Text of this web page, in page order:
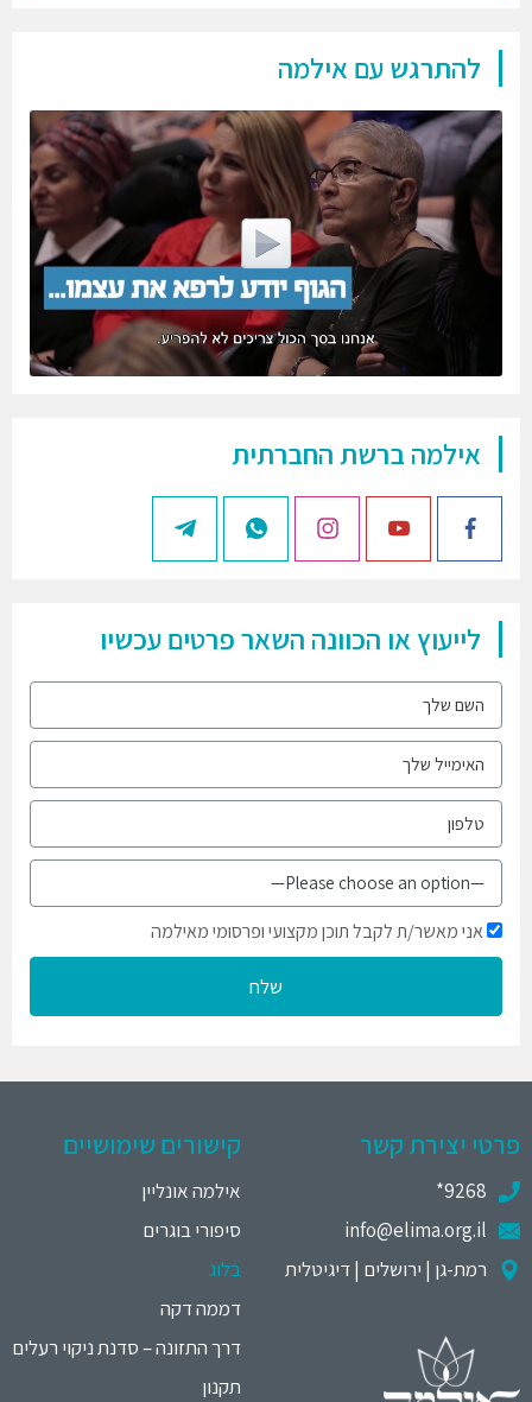
להתרגש עם אילמה
אילמה ברשת החברתית
לייעוץ או הכוונה השאר פרטים עכשיו
אני מאשר/ת לקבל תוכן מקצועי ופרסומי מאילמה
שלח
פרטי יצירת קשר
9268*
info@elima.org.il
רמת-גן | ירושלים | דיגיטלית
קישורים שימושיים
אילמה אונליין
סיפורי בוגרים
בלוג
דממה דקה
דרך התזונה – סדנת ניקוי רעלים
תקנון